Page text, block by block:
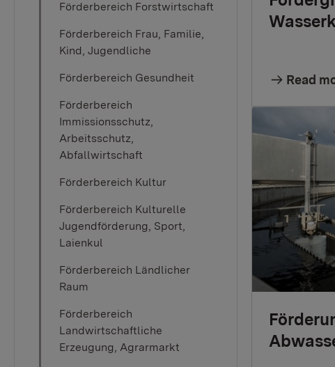
Förderbereich Forstwirtschaft
Förderbereich Frau, Familie,
Kind, Jugendliche
Förderbereich Gesundheit
Förderbereich
Immissionsschutz,
Arbeitsschutz,
Abfallwirtschaft
Förderbereich Kultur
Förderbereich Kulturelle
Jugendförderung, Sport,
Laienkul
Förderbereich Ländlicher
Raum
Förderbereich
Landwirtschaftliche
Erzeugung, Agrarmarkt
Read